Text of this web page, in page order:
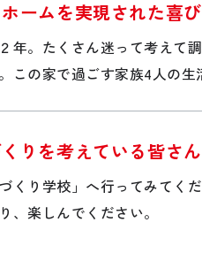
ームを実現された喜
年。たくさん迷って考えて
この家で過ごす家族4人の生
りを考えている皆さ
くり学校」へ行ってみてく
、楽しんでください。